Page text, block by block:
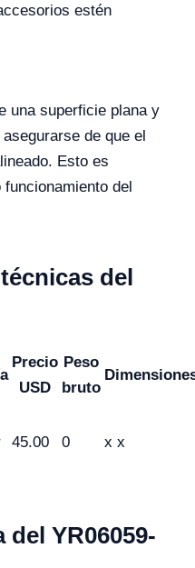
estén
una superficie plana y
de que el
Esto es
del
del
Precio
USD
Peso
bruto
45.00 0 x x
del YR06059-